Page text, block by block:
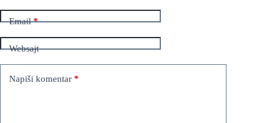
Email*
Websajt
Napiši komentar *